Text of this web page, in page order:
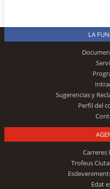
LA
Sugerencias y
Perfil del
Carreres
Trofeus
Edat